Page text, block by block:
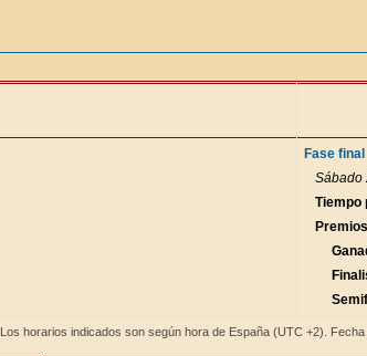
Fase final
Sábado
Tiempo
Premios
Los horarios indicados son según hora de España (UTC +2).